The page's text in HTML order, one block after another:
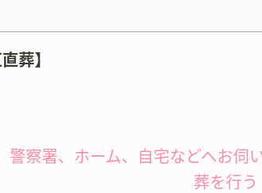
葬】
警察署、ホーム、自宅などへお伺
葬を行う